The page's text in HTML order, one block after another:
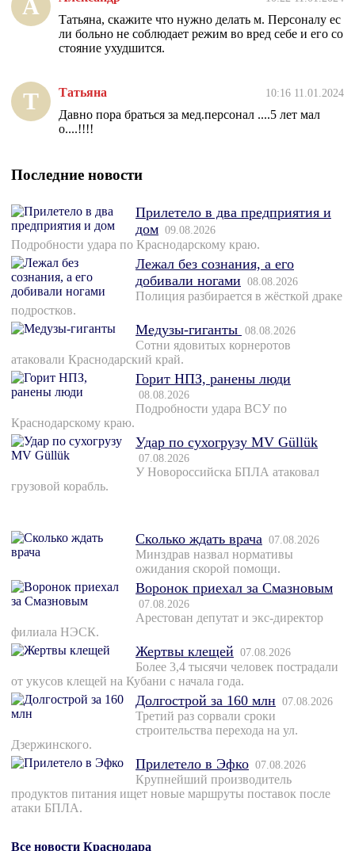
А
Татьяна, скажите что нужно делать м. Персоналу ес
ли больно не соблюдает режим во вред себе и его со
стояние ухудшится.
Т Татьяна 10:16 11.01.2024
Давно пора браться за мед.персонал ....5 лет мал
о....!!!!
Последние новости
Прилетело в два предприятия и
дом 09.08.2026
Подробности удара по Краснодарскому краю.
Лежал без сознания, а его
добивали ногами 08.08.2026
Полиция разбирается в жёсткой драке
подростков.
Медузы-гиганты 08.08.2026
Сотни ядовитых корнеротов
атаковали Краснодарский край.
Горит НПЗ, ранены люди
08.08.2026
Подробности удара ВСУ по
Краснодарскому краю.
Удар по сухогрузу MV Güllük
07.08.2026
У Новороссийска БПЛА атаковал
грузовой корабль.
Сколько ждать врача 07.08.2026
Минздрав назвал нормативы
ожидания скорой помощи.
Воронок приехал за Смазновым
07.08.2026
Арестован депутат и экс-директор
филиала НЭСК.
Жертвы клещей 07.08.2026
Более 3,4 тысячи человек пострадали
от укусов клещей на Кубани с начала года.
Долгострой за 160 млн 07.08.2026
Третий раз сорвали сроки
строительства перехода на ул.
Дзержинского.
Прилетело в Эфко 07.08.2026
Крупнейший производитель
продуктов питания ищет новые маршруты поставок после
атаки БПЛА.
Все новости Краснодара